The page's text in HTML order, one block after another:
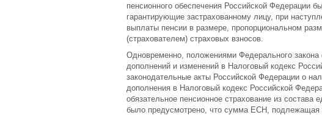
пенсионного обеспечения Российской Федерации
гарантирующие застрахованному лицу, при
выплаты пенсии в размере, пропорциональном
(страхователем) страховых взносов.
Одновременно, положениями Федерального
дополнений и изменений в Налоговый кодекс
законодательные акты Российской Федерации о
дополнения в Налоговый кодекс Российской
обязательное пенсионное страхование из
было предусмотрено, что сумма ЕСН,